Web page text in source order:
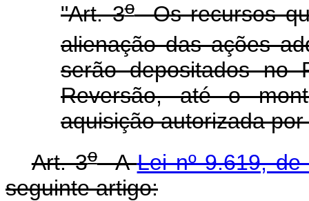
"Art. 3oOs recursos
alienação das ações
serão depositados no
Reversão, até o
aquisição autorizada
Art. 3oALei nº 9.619, de
seguinte artigo: